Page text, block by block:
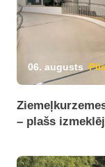
06. augusts
– plašs